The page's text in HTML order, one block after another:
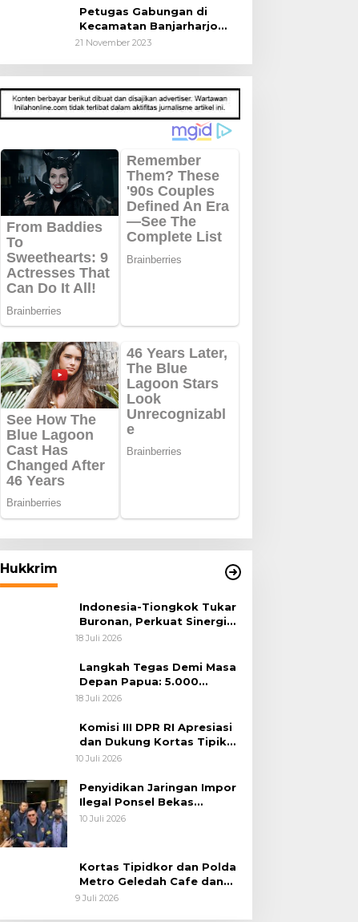
Petugas Gabungan di
Kecamatan Banjarharjo
Patroli Anak Sekolah
21 November 2023
Hukkrim
Indonesia-Tiongkok Tukar
Buronan, Perkuat Sinergi
Penegakan Hukum Lintas
18 Juli 2026
Langkah Tegas Demi Masa
Depan Papua: 5.000
Batang Ganja Berhasil
Habema
18 Juli 2026
Komisi III DPR RI Apresiasi
dan Dukung Kortas Tipikor
Polri Usut Dugaan Korupsi
10 Juli 2026
Penyidikan Jaringan Impor
Ilegal Ponsel Bekas
Rampung, Tiga Tersangka
10 Juli 2026
Kortas Tipidkor dan Polda
Metro Geledah Cafe dan
Money Changer
9 Juli 2026